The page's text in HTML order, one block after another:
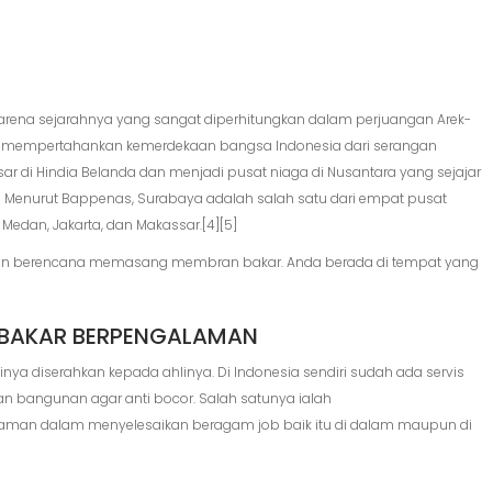
sejarahnya yang sangat diperhitungkan dalam perjuangan Arek-
kemerdekaan bangsa Indonesia dari serangan
di Hindia Belanda dan menjadi pusat niaga di Nusantara yang sejajar
Bappenas, Surabaya adalah salah satu dari empat pusat
Jakarta, dan Makassar.[4][5]
berencana memasang membran bakar. Anda berada di tempat yang
BERPENGALAMAN
diserahkan kepada ahlinya. Di Indonesia sendiri sudah ada servis
bangunan agar anti bocor. Salah satunya ialah
dalam menyelesaikan beragam job baik itu di dalam maupun di